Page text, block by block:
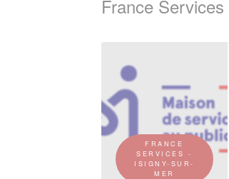
France
FRANCE
SERVICES -
ISIGNY-SUR-
MER